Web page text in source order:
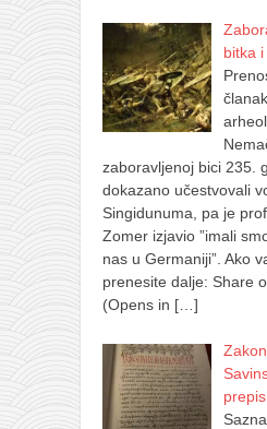
bitka
zaboravljenoj bici 235.
dokazano učestvovali
Singidunuma, pa je
Zomer izjavio ”imali
nas u Germaniji”. Ako
prenesite dalje: Share
(Opens in […]
prepis